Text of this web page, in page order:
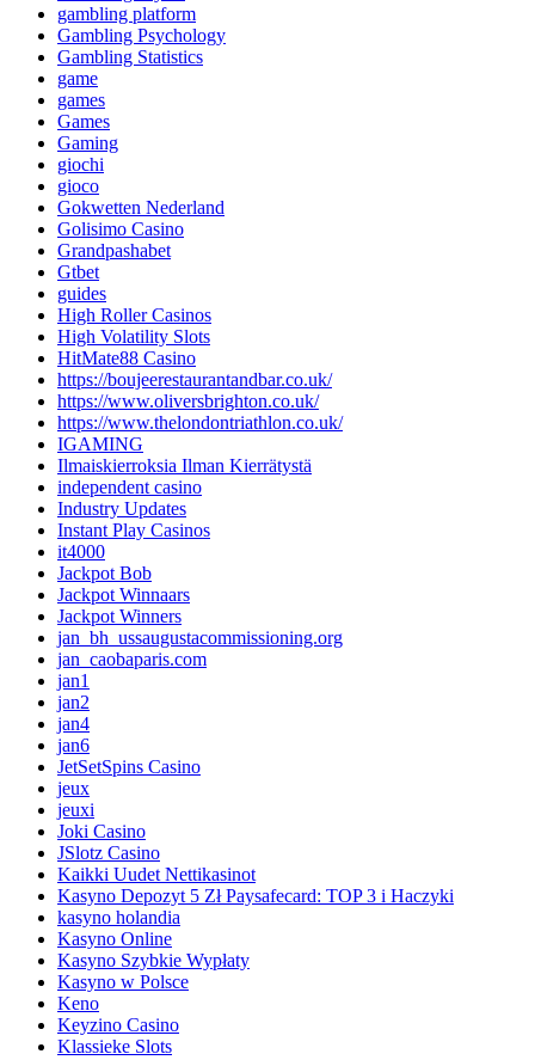
gambling platform
Gambling Psychology
Gambling Statistics
game
games
Games
Gaming
giochi
gioco
Gokwetten Nederland
Golisimo Casino
Grandpashabet
Gtbet
guides
High Roller Casinos
High Volatility Slots
HitMate88 Casino
https://boujeerestaurantandbar.co.uk/
https://www.oliversbrighton.co.uk/
https://www.thelondontriathlon.co.uk/
IGAMING
Ilmaiskierroksia Ilman Kierrätystä
independent casino
Industry Updates
Instant Play Casinos
it4000
Jackpot Bob
Jackpot Winnaars
Jackpot Winners
jan_bh_ussaugustacommissioning.org
jan_caobaparis.com
jan1
jan2
jan4
jan6
JetSetSpins Casino
jeux
jeuxi
Joki Casino
JSlotz Casino
Kaikki Uudet Nettikasinot
Kasyno Depozyt 5 Zł Paysafecard: TOP 3 i Haczyki
kasyno holandia
Kasyno Online
Kasyno Szybkie Wypłaty
Kasyno w Polsce
Keno
Keyzino Casino
Klassieke Slots